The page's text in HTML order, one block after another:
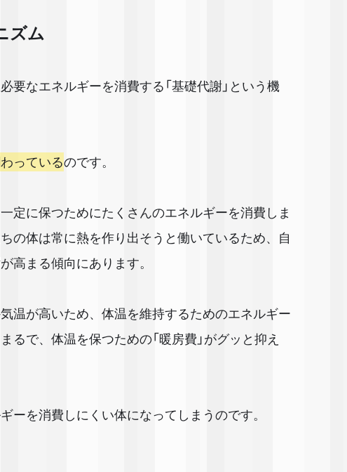
ズム
要なエネルギーを消費する「基礎代謝」という機
っているのです。
定に保つためにたくさんのエネルギーを消費しま
の体は常に熱を作り出そうと働いているため、自
高まる傾向にあります。
温が高いため、体温を維持するためのエネルギー
で、体温を保つための「暖房費」がグッと抑え
ーを消費しにくい体になってしまうのです。